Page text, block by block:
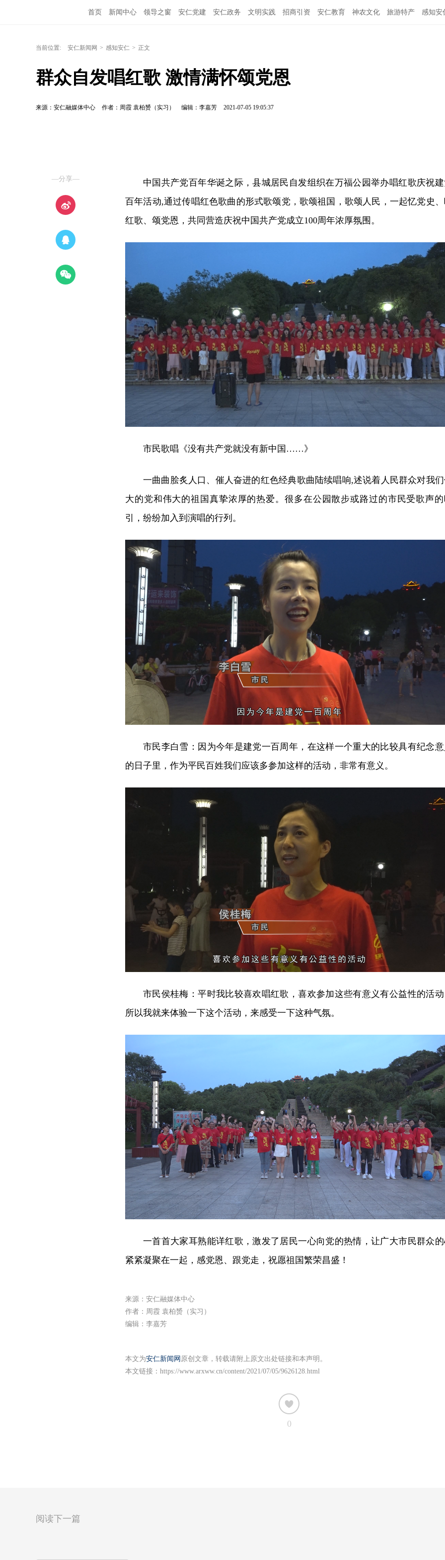
首页 新闻中心 领导之窗 安仁党建 安仁政务 文明实践 招商引资 安仁教育 神农文化 旅游特产 感知安
当前位置: 安仁新闻网 > 感知安仁 > 正文
群众自发唱红歌 激情满怀颂党恩
来源：安仁融媒体中心 作者：周霞 袁柏赟（实习） 编辑：李嘉芳 2021-07-05 19:05:37
—分享—
中国共产党百年华诞之际，县城居民自发组织在万福公园举办唱红歌庆祝
百年活动,通过传唱红色歌曲的形式歌颂党，歌颂祖国，歌颂人民，一起忆党史
红歌、颂党恩，共同营造庆祝中国共产党成立100周年浓厚氛围。
市民歌唱《没有共产党就没有新中国……》
一曲曲脍炙人口、催人奋进的红色经典歌曲陆续唱响,述说着人民群众对我
大的党和伟大的祖国真挚浓厚的热爱。很多在公园散步或路过的市民受歌声
引，纷纷加入到演唱的行列。
市民李白雪：因为今年是建党一百周年，在这样一个重大的比较具有纪念
的日子里，作为平民百姓我们应该多参加这样的活动，非常有意义。
市民侯桂梅：平时我比较喜欢唱红歌，喜欢参加这些有意义有公益性的活
所以我就来体验一下这个活动，来感受一下这种气氛。
一首首大家耳熟能详红歌，激发了居民一心向党的热情，让广大市民群众
紧紧凝聚在一起，感党恩、跟党走，祝愿祖国繁荣昌盛！
来源：安仁融媒体中心
作者：周霞 袁柏赟（实习）
编辑：李嘉芳
本文为安仁新闻网 原创文章，转载请附上原文出处链接和本声明。
本文链接： https://www.arxww.cn/content/2021/07/05/9626128.html
0
阅读下一篇